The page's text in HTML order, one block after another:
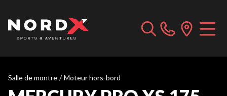
Salle de montre / Moteur hors-bord